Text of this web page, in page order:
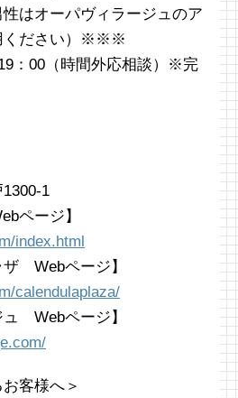
はオーパヴィラージュのア
ください）※※※
：00（時間外応相談）※完
1
ページ】
index.html
ザ Webページ】
calendulaplaza/
ュ Webページ】
客様へ＞